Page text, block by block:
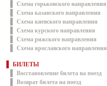
Схема горьковского направления
Схема казанского направления
Схема киевского направления
Схема курского направления
Схема рижского направления
Схема ярославского направления
БИЛЕТЫ
Восстановление билета на поезд
Возврат билета на поезд